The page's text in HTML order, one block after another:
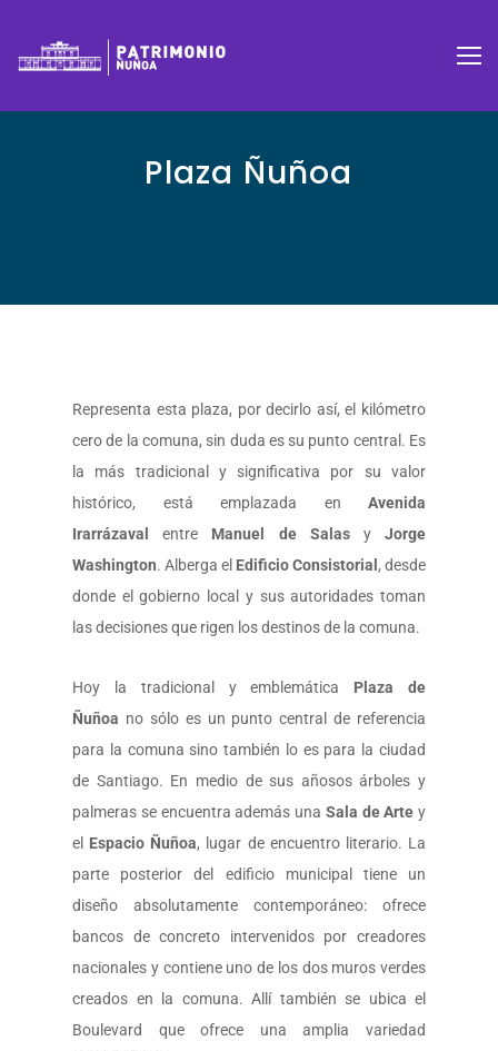
Plaza Ñuñoa
Representa esta plaza, por decirlo así, el kilómetro
cero de la comuna, sin duda es su punto central. Es
la más tradicional y significativa por su valor
histórico, está emplazada en Avenida
Irarrázaval
entre Manuel de SalasyJorge
Washington. Alberga el Edificio Consistorial , desde
donde el gobierno local y sus autoridades toman
las decisiones que rigen los destinos de la comuna.
Hoy la tradicional y emblemática Plaza de
Ñuñoa no sólo es un punto central de referencia
para la comuna sino también lo es para la ciudad
de Santiago. En medio de sus añosos árboles y
palmeras se encuentra además una Sala de Arte y
el Espacio Ñuñoa, lugar de encuentro literario. La
parte posterior del edificio municipal tiene un
diseño absolutamente contemporáneo: ofrece
bancos de concreto intervenidos por creadores
nacionales y contiene uno de los dos muros verdes
creados en la comuna. Allí también se ubica el
Boulevard que ofrece una amplia variedad